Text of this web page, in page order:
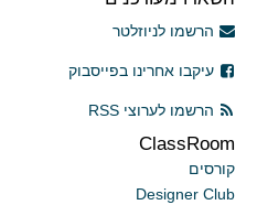
הרשמו לניוזלטר
עיקבו אחרינו בפייסבוק
הרשמו לערוצי RSS
ClassRoom
קורסים
Designer Club